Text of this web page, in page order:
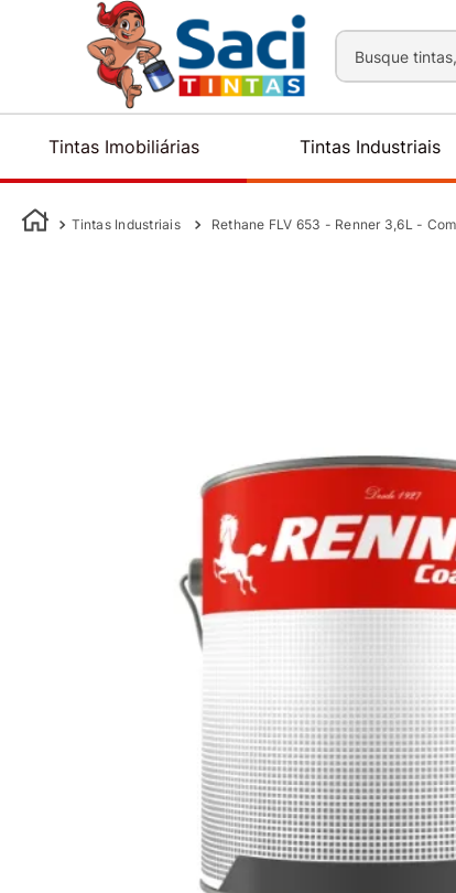
Busque
Tintas Imobiliárias Tintas Industriais
Tintas Industriais Rethane FLV 653 - Renner 3,6L -